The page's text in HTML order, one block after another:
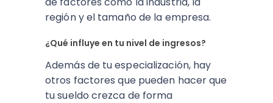
región y el tamaño de la empresa.
¿Qué influye en tu nivel de ingresos?
Además de tu especialización, hay
otros factores que pueden hacer que
tu sueldo crezca de forma